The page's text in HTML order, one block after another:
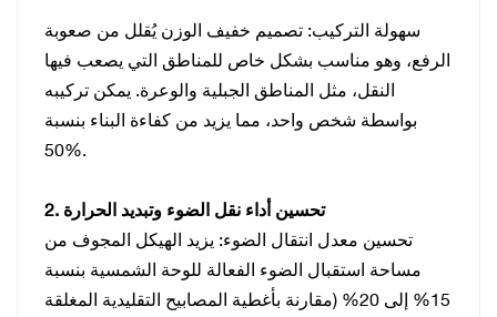
سهولة التركيب: تصميم خفيف الوزن يُقلل من صعوبة
الرفع، وهو مناسب بشكل خاص للمناطق التي يصعب فيها
النقل، مثل المناطق الجبلية والوعرة. يمكن تركيبه
بواسطة شخص واحد، مما يزيد من كفاءة البناء بنسبة
50%.
2. تحسين أداء نقل الضوء وتبديد الحرارة
تحسين معدل انتقال الضوء: يزيد الهيكل المجوف من
مساحة استقبال الضوء الفعالة للوحة الشمسية بنسبة
15% إلى 20% (مقارنة بأغطية المصابيح التقليدية المغلقة